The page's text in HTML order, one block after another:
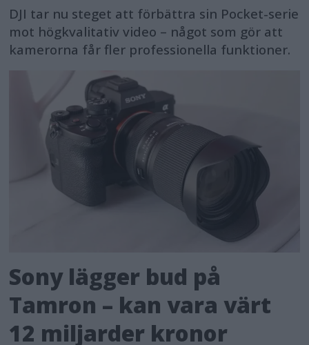
DJI tar nu steget att förbättra sin Pocket-serie
mot högkvalitativ video – något som gör att
kamerorna får fler professionella funktioner.
Sony lägger bud på
Tamron – kan vara värt
12 miljarder kronor